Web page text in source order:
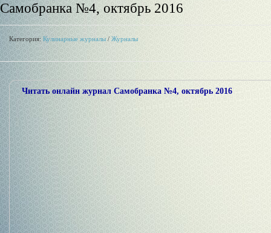
Самобранка №4, октябрь 2016
Категория:Кулинарные журналы / Журналы
Читать онлайн журнал Самобранка №4, октябрь 2016